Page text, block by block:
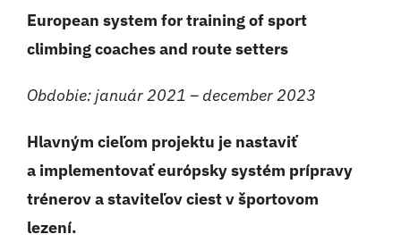
European system for training of sport
climbing coaches and route setters
Obdobie: január 2021 – december 2023
Hlavným cieľom projektu je nastaviť
a implementovať európsky systém prípravy
trénerov a staviteľov ciest v športovom
lezení.